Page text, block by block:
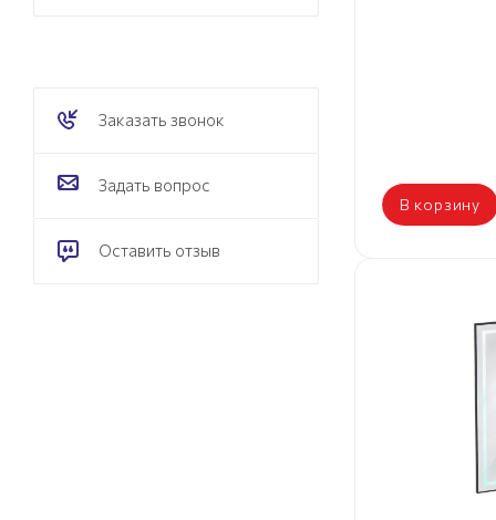
В корзину
Заказать звонок
Задать вопрос
Оставить отзыв